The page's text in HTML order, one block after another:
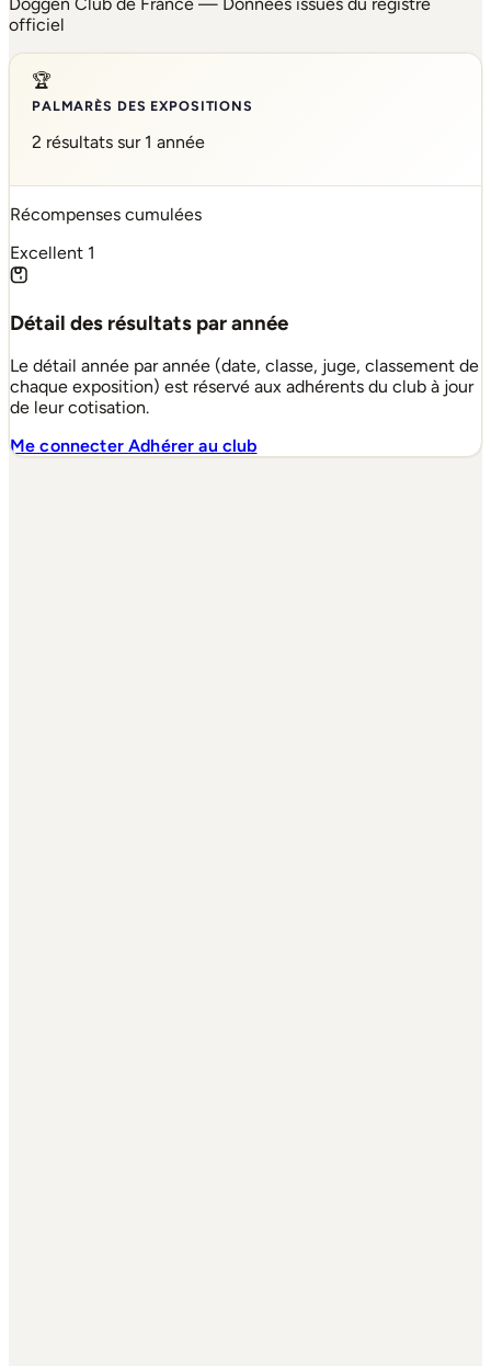
officiel
🏆
PALMARÈS DES EXPOSITIONS
2 résultats sur 1 année
Récompenses cumulées
Excellent 1
Détail des résultats par année
Le détail année par année (date, classe, juge, classement de
chaque exposition) est réservé aux adhérents du club à jour
de leur cotisation.
Me connecterAdhérer au club